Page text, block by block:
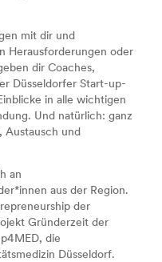
mit dir und
Herausforderungen oder
dir Coaches,
Düsseldorfer Start-up-
in alle wichtigen
Und natürlich: ganz
Austausch und
an
aus der Region.
der
Gründerzeit der
die
Düsseldorf.